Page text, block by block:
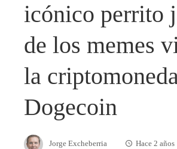
icónico perrito
de los memes
la
Dogecoin
Jorge Excheberria Hace 2 años